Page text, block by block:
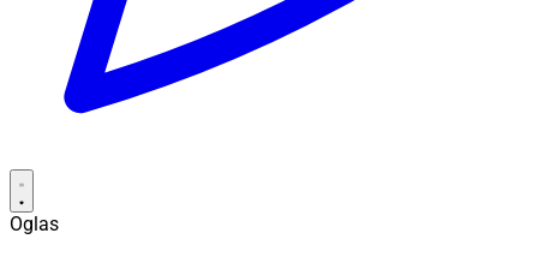
Oglas